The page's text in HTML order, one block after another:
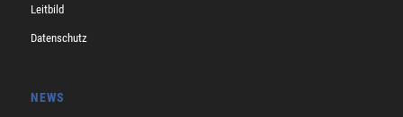
Leitbild
Datenschutz
NEWS